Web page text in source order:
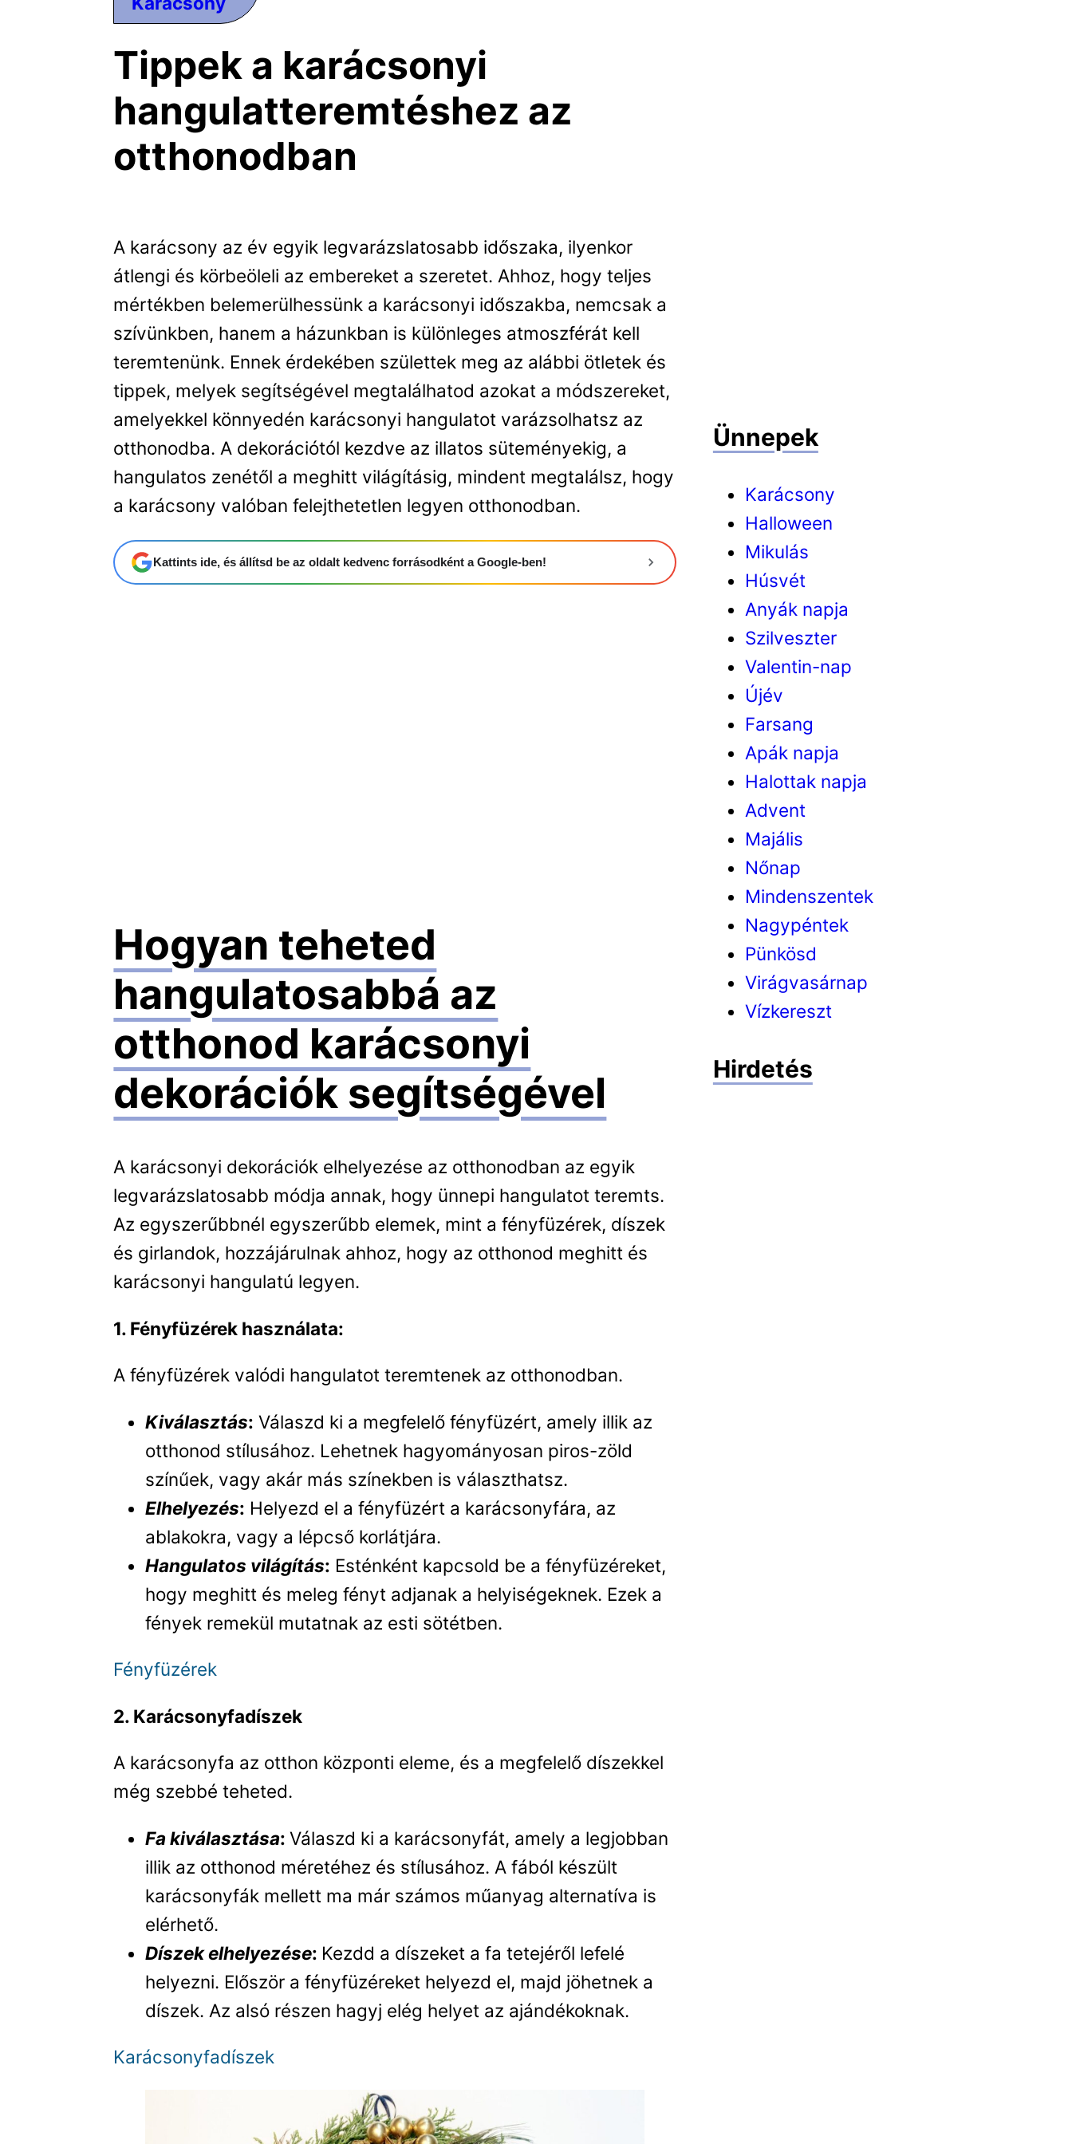
Tippek a karácsonyi
hangulatteremtéshez az
otthonodban
A karácsony az év egyik legvarázslatosabb időszaka, ilyenkor
átlengi és körbeöleli az embereket a szeretet. Ahhoz, hogy teljes
mértékben belemerülhessünk a karácsonyi időszakba, nemcsak a
szívünkben, hanem a házunkban is különleges atmoszférát kell
teremtenünk. Ennek érdekében születtek meg az alábbi ötletek és
tippek, melyek segítségével megtalálhatod azokat a módszereket,
amelyekkel könnyedén karácsonyi hangulatot varázsolhatsz az
otthonodba. A dekorációtól kezdve az illatos süteményekig, a
hangulatos zenétől a meghitt világításig, mindent megtalálsz, hogy
a karácsony valóban felejthetetlen legyen otthonodban.
Kattints ide, és állítsd be az oldalt kedvenc forrásodként a Google-ben!
Hogyan teheted
hangulatosabbá az
otthonod karácsonyi
dekorációk segítségével
A karácsonyi dekorációk elhelyezése az otthonodban az egyik
legvarázslatosabb módja annak, hogy ünnepi hangulatot teremts.
Az egyszerűbbnél egyszerűbb elemek, mint a fényfüzérek, díszek
és girlandok, hozzájárulnak ahhoz, hogy az otthonod meghitt és
karácsonyi hangulatú legyen.
1. Fényfüzérek használata:
A fényfüzérek valódi hangulatot teremtenek az otthonodban.
Kiválasztás: Válaszd ki a megfelelő fényfüzért, amely illik az
otthonod stílusához. Lehetnek hagyományosan piros-zöld
színűek, vagy akár más színekben is választhatsz.
Elhelyezés: Helyezd el a fényfüzért a karácsonyfára, az
ablakokra, vagy a lépcső korlátjára.
Hangulatos világítás: Esténként kapcsold be a fényfüzéreket,
hogy meghitt és meleg fényt adjanak a helyiségeknek. Ezek a
fények remekül mutatnak az esti sötétben.
Fényfüzérek
2. Karácsonyfadíszek
A karácsonyfa az otthon központi eleme, és a megfelelő díszekkel
még szebbé teheted.
Fa kiválasztása:Válaszd ki a karácsonyfát, amely a legjobban
illik az otthonod méretéhez és stílusához. A fából készült
karácsonyfák mellett ma már számos műanyag alternatíva is
elérhető.
Díszek elhelyezése: Kezdd a díszeket a fa tetejéről lefelé
helyezni. Először a fényfüzéreket helyezd el, majd jöhetnek a
díszek. Az alsó részen hagyj elég helyet az ajándékoknak.
Karácsonyfadíszek
Ünnepek
Karácsony
Halloween
Mikulás
Húsvét
Anyák napja
Szilveszter
Valentin-nap
Újév
Farsang
Apák napja
Halottak napja
Advent
Majális
Nőnap
Mindenszentek
Nagypéntek
Pünkösd
Virágvasárnap
Vízkereszt
Hirdetés